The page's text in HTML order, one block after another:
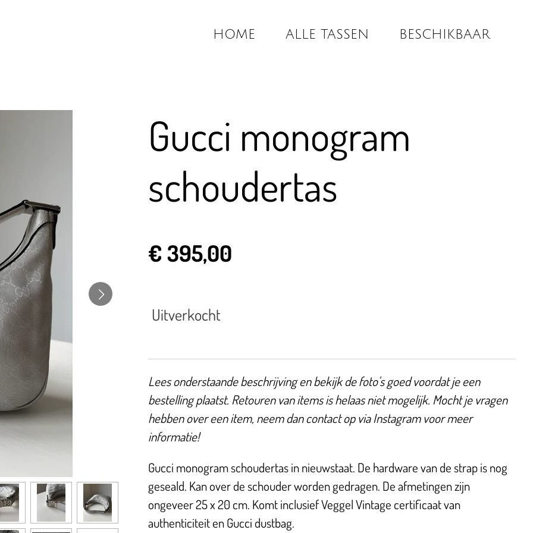
HOME ALLE TASSEN BESCHIKBAAR
Gucci monogram
schoudertas
€ 395,00
Uitverkocht
Lees onderstaande beschrijving en bekijk de foto's goed voordat je een
bestelling plaatst. Retouren van items is helaas niet mogelijk. Mocht je vragen
hebben over een item, neem dan contact op via Instagram voor meer
informatie!
Gucci monogram schoudertas in nieuwstaat. De hardware van de strap is nog
geseald. Kan over de schouder worden gedragen. De afmetingen zijn
ongeveer 25 x 20 cm. Komt inclusief Veggel Vintage certificaat van
authenticiteit en Gucci dustbag.